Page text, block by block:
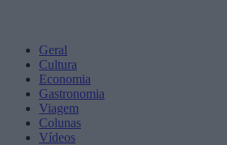
Geral
Cultura
Economia
Gastronomia
Viagem
Colunas
Vídeos